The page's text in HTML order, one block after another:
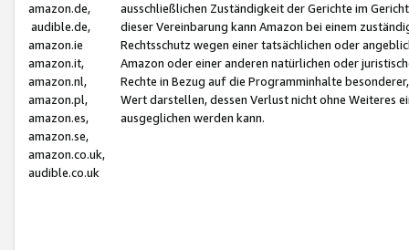
amazon.de,
audible.de,
amazon.ie
amazon.it,
amazon.nl,
amazon.pl,
amazon.es,
amazon.se,
amazon.co.uk,
audible.co.uk
ausschließlichen Zuständigkeit der Gerichte im
dieser Vereinbarung kann Amazon bei einem
Rechtsschutz wegen einer tatsächlichen oder
Amazon oder einer anderen natürlichen oder
Rechte in Bezug auf die Programminhalte
Wert darstellen, dessen Verlust nicht ohne Weiteres
ausgeglichen werden kann.